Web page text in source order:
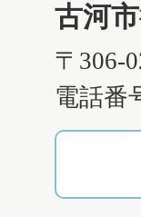
古河
〒306-
電話番